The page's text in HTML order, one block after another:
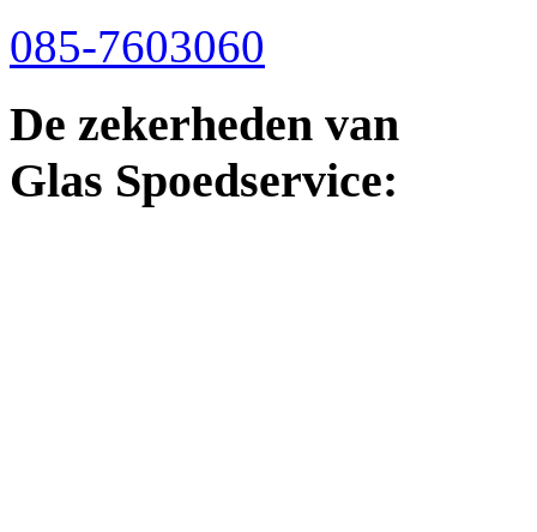
085-7603060
De zekerheden van
Glas Spoedservice: